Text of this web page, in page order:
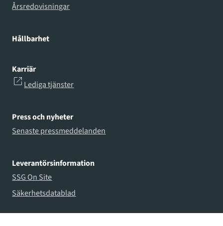
Årsredovisningar
Hållbarhet
Karriär
Lediga tjänster
Press och nyheter
Senaste pressmeddelanden
Leverantörsinformation
SSG On Site
Säkerhetsdatablad